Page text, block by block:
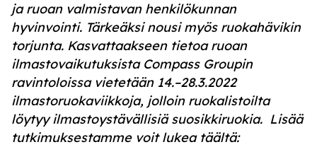
ja ruoan valmistavan henkilökunnan
hyvinvointi. Tärkeäksi nousi myös ruokahävikin
torjunta. Kasvattaakseen tietoa ruoan
ilmastovaikutuksista Compass Groupin
ravintoloissa vietetään 14.–28.3.2022
ilmastoruokaviikkoja, jolloin ruokalistoilta
löytyy ilmastoystävällisiä suosikkiruokia. Lisää
tutkimuksestamme voit lukea täältä: